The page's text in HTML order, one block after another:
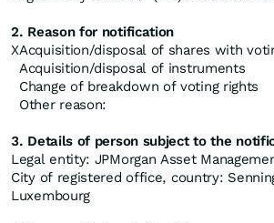
2. Reason for notification
XAcquisition/disposal of shares with
Acquisition/disposal of instruments
Change of breakdown of voting rights
Other reason:
3. Details of person subject to the
Legal entity: JPMorgan Asset
City of registered office, country:
Luxembourg